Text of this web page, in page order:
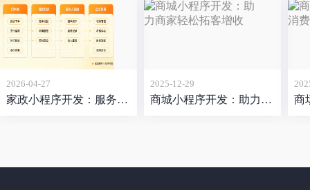
2026-04-27
家政小程序开发：服务非标、用户挑剔，这个赛道的难点比想象中更立体
2025-12-29
商城小程序开发：助力商家轻松拓客增收